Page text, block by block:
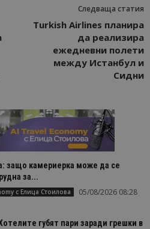
Следваща статия
Turkish Airlines планира
да реализира
ежедневни полети
между Истанбул и
Сидни
защо камериерка може да се
за...
с Елица Стоилова 05/08/2026 08:28
губят пари заради грешки в